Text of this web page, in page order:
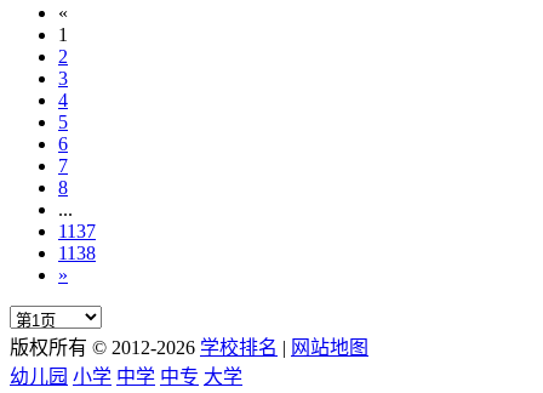
«
1
2
3
4
5
6
7
8
...
1137
1138
»
版权所有 © 2012-2026 学校排名 | 网站地图
幼儿园 小学 中学 中专 大学